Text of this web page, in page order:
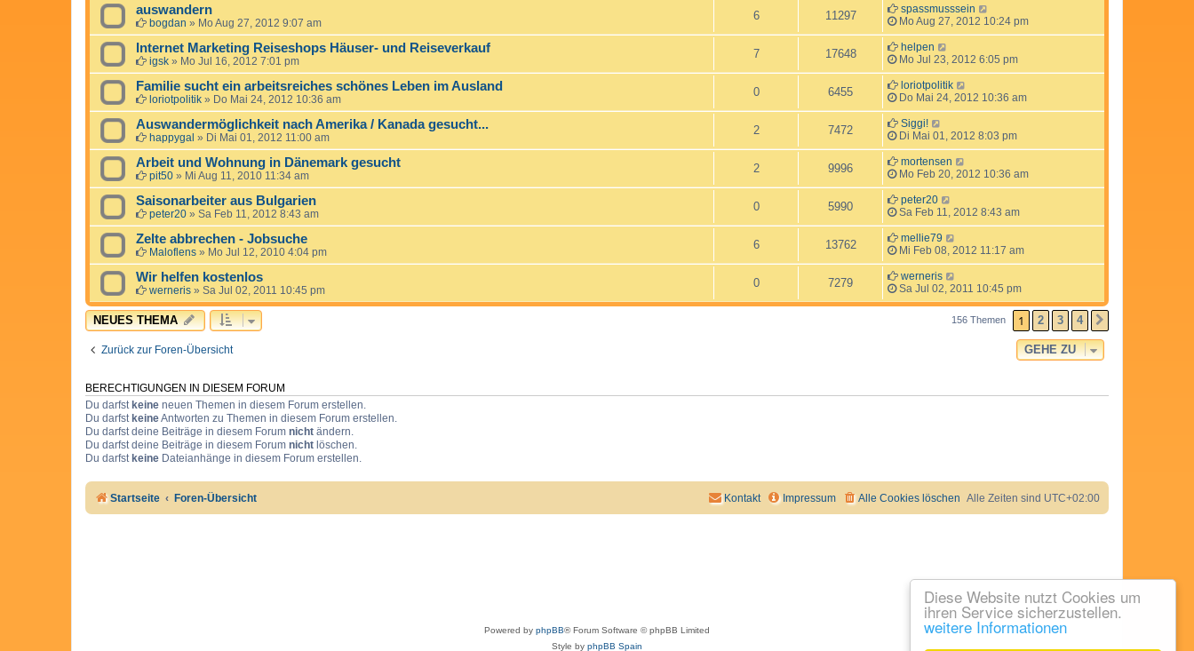
Diese Website nutzt Cookies um
ihren Service sicherzustellen.
weitere Informationen
auswandern
bogdan » Mo Aug 27, 2012 9:07 am
6 11297
spassmusssein
Mo Aug 27, 2012 10:24 pm
Internet Marketing Reiseshops Häuser- und Reiseverkauf
igsk » Mo Jul 16, 2012 7:01 pm
7 17648
helpen
Mo Jul 23, 2012 6:05 pm
Familie sucht ein arbeitsreiches schönes Leben im Ausland
loriotpolitik » Do Mai 24, 2012 10:36 am
0 6455
loriotpolitik
Do Mai 24, 2012 10:36 am
Auswandermöglichkeit nach Amerika / Kanada gesucht...
happygal » Di Mai 01, 2012 11:00 am
2 7472
Siggi!
Di Mai 01, 2012 8:03 pm
Arbeit und Wohnung in Dänemark gesucht
pit50 » Mi Aug 11, 2010 11:34 am
2 9996
mortensen
Mo Feb 20, 2012 10:36 am
Saisonarbeiter aus Bulgarien
peter20 » Sa Feb 11, 2012 8:43 am
0 5990
peter20
Sa Feb 11, 2012 8:43 am
Zelte abbrechen - Jobsuche
Maloflens » Mo Jul 12, 2010 4:04 pm
6 13762
mellie79
Mi Feb 08, 2012 11:17 am
Wir helfen kostenlos
werneris » Sa Jul 02, 2011 10:45 pm
0 7279
werneris
Sa Jul 02, 2011 10:45 pm
NEUES THEMA 156 Themen 1 2 3 4
Zurück zur Foren-Übersicht GEHE ZU
BERECHTIGUNGEN IN DIESEM FORUM
Du darfstkeine neuen Themen in diesem Forum erstellen.
Du darfstkeineAntworten zu Themen in diesem Forum erstellen.
Du darfst deine Beiträge in diesem Forum nicht ändern.
Du darfst deine Beiträge in diesem Forum nicht löschen.
Du darfstkeine Dateianhänge in diesem Forum erstellen.
Startseite Foren-Übersicht Alle Zeiten sind UTC+02:00
Alle Cookies löschen
Impressum
Kontakt
Powered by phpBB® Forum Software © phpBB Limited
Style by phpBB Spain